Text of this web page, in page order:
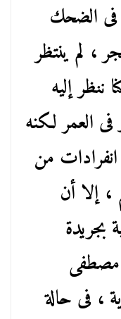
الضحك
، لم ينتظر
ننظر إليه
فى العمر لكنه
من
، إلا أن
بجريدة
، فى حالة